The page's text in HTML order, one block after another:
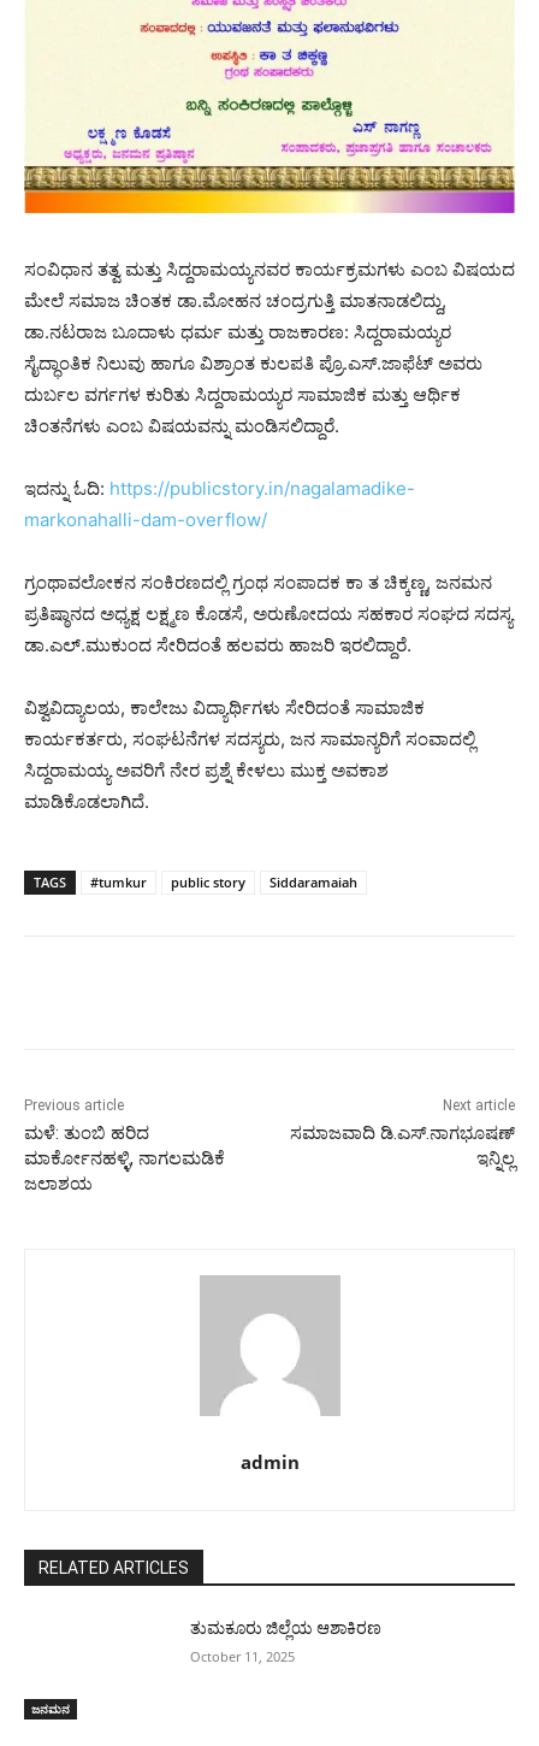
ಸಂವಿಧಾನ ತತ್ವ ಮತ್ತು ಸಿದ್ದರಾಮಯ್ಯನವರ ಕಾರ್ಯಕ್ರಮಗಳು ಎಂಬ ವಿಷಯದ
ಮೇಲೆ ಸಮಾಜ ಚಿಂತಕ ಡಾ.ಮೋಹನ ಚಂದ್ರಗುತ್ತಿ ಮಾತನಾಡಲಿದ್ದು,
ಡಾ.ನಟರಾಜ ಬೂದಾಳು ಧರ್ಮ ಮತ್ತು ರಾಜಕಾರಣ: ಸಿದ್ದರಾಮಯ್ಯರ
ಸೈದ್ಧಾಂತಿಕ ನಿಲುವು ಹಾಗೂ ವಿಶ್ರಾಂತ ಕುಲಪತಿ ಪ್ರೊ.ಎಸ್.ಜಾಫೆಟ್ ಅವರು
ದುರ್ಬಲ ವರ್ಗಗಳ ಕುರಿತು ಸಿದ್ದರಾಮಯ್ಯರ ಸಾಮಾಜಿಕ ಮತ್ತು ಆರ್ಥಿಕ
ಚಿಂತನೆಗಳು ಎಂಬ ವಿಷಯವನ್ನು ಮಂಡಿಸಲಿದ್ದಾರೆ.
ಇದನ್ನು ಓದಿ: https://publicstory.in/nagalamadike-
markonahalli-dam-overflow/
ಗ್ರಂಥಾವಲೋಕನ ಸಂಕಿರಣದಲ್ಲಿ ಗ್ರಂಥ ಸಂಪಾದಕ ಕಾ ತ ಚಿಕ್ಕಣ್ಣ, ಜನಮನ
ಪ್ರತಿಷ್ಠಾನದ ಅಧ್ಯಕ್ಷ ಲಕ್ಷ್ಮಣ ಕೊಡಸೆ, ಅರುಣೋದಯ ಸಹಕಾರ ಸಂಘದ ಸದಸ್ಯ
ಡಾ.ಎಲ್.ಮುಕುಂದ ಸೇರಿದಂತೆ ಹಲವರು ಹಾಜರಿ ಇರಲಿದ್ದಾರೆ.
ವಿಶ್ವವಿದ್ಯಾಲಯ, ಕಾಲೇಜು ವಿದ್ಯಾರ್ಥಿಗಳು ಸೇರಿದಂತೆ ಸಾಮಾಜಿಕ
ಕಾರ್ಯಕರ್ತರು, ಸಂಘಟನೆಗಳ ಸದಸ್ಯರು, ಜನ ಸಾಮಾನ್ಯರಿಗೆ ಸಂವಾದಲ್ಲಿ
ಸಿದ್ದರಾಮಯ್ಯ ಅವರಿಗೆ ನೇರ ಪ್ರಶ್ನೆ ಕೇಳಲು ಮುಕ್ತ ಅವಕಾಶ
ಮಾಡಿಕೊಡಲಾಗಿದೆ.
TAGS #tumkur public story Siddaramaiah
Previous article
ಮಳೆ: ತುಂಬಿ ಹರಿದ
ಮಾರ್ಕೋನಹಳ್ಳಿ, ನಾಗಲಮಡಿಕೆ
ಜಲಾಶಯ
Next article
ಸಮಾಜವಾದಿ ಡಿ.ಎಸ್.ನಾಗಭೂಷಣ್
ಇನ್ನಿಲ್ಲ
admin
RELATED ARTICLES
ಜನಮನ
ತುಮಕೂರು ಜಿಲ್ಲೆಯ ಆಶಾಕಿರಣ
October 11, 2025